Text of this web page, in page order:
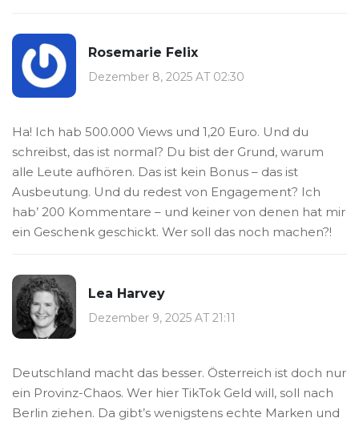
Rosemarie Felix
Dezember 8, 2025 AT 02:30
Ha! Ich hab 500.000 Views und 1,20 Euro. Und du
schreibst, das ist normal? Du bist der Grund, warum
alle Leute aufhören. Das ist kein Bonus – das ist
Ausbeutung. Und du redest von Engagement? Ich
hab’ 200 Kommentare – und keiner von denen hat mir
ein Geschenk geschickt. Wer soll das noch machen?!
Lea Harvey
Dezember 9, 2025 AT 21:11
Deutschland macht das besser. Österreich ist doch nur
ein Provinz-Chaos. Wer hier TikTok Geld will, soll nach
Berlin ziehen. Da gibt’s wenigstens echte Marken und